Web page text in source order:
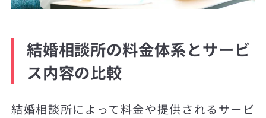
結婚相談所の料金体系とサービ
ス内容の比較
結婚相談所によって料金や提供されるサービ